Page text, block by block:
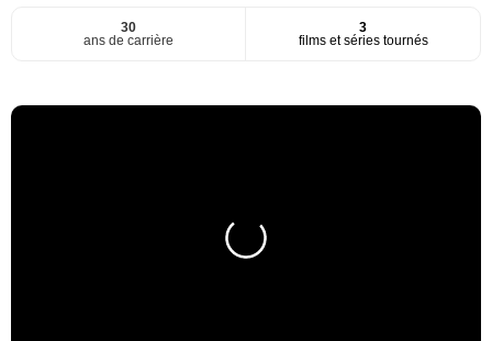
30
ans de carrière
3
films et séries tournés